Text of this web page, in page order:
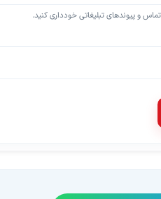
و پیوندهای تبلیغاتی خودداری کنید.